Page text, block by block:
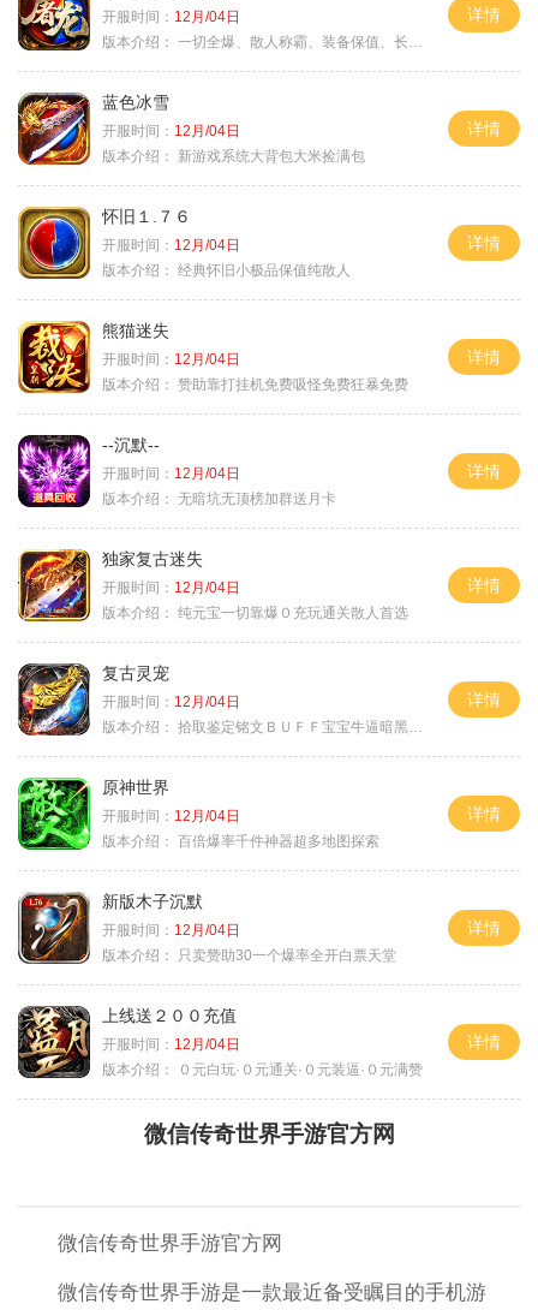
开服时间： 12月/04日
版本介绍： 一切全爆、散人称霸、装备保值、长期耐玩
详情
蓝色冰雪
开服时间： 12月/04日
版本介绍：
新游戏系统大背包大米捡满包
详情
怀旧１.７６
开服时间： 12月/04日
版本介绍： 经典怀旧小极品保值纯散人
详情
熊猫迷失
开服时间： 12月/04日
版本介绍： 赞助靠打挂机免费吸怪免费狂暴免费
详情
--沉默--
开服时间： 12月/04日
版本介绍： 无暗坑无顶榜加群送月卡
详情
独家复古迷失
开服时间： 12月/04日
版本介绍： 纯元宝一切靠爆０充玩通关散人首选
详情
复古灵宠
开服时间： 12月/04日
版本介绍： 拾取鉴定铭文ＢＵＦＦ宝宝牛逼暗黑属性
详情
原神世界
开服时间： 12月/04日
版本介绍： 百倍爆率千件神器超多地图探索
详情
新版木子沉默
开服时间： 12月/04日
版本介绍：
只卖赞助30一个爆率全开白票天堂
详情
上线送２００充值
开服时间： 12月/04日
版本介绍：
０元白玩·０元通关·０元装逼·０元满赞
详情
微信传奇世界手游官方网
微信传奇世界手游官方网
微信传奇世界手游是一款最近备受瞩目的手机游